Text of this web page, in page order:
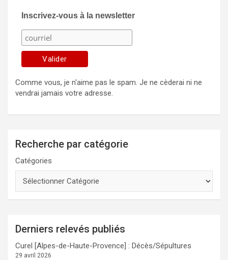
Inscrivez-vous à la newsletter
Comme vous, je n'aime pas le spam. Je ne cèderai ni ne
vendrai jamais votre adresse.
Recherche par catégorie
Catégories
Derniers relevés publiés
Curel [Alpes-de-Haute-Provence] : Décès/Sépultures
29 avril 2026